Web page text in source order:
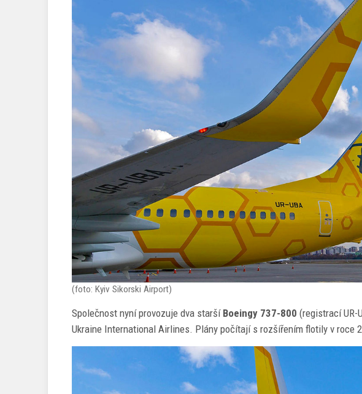
(foto: Kyiv Sikorski Airport)
Společnost nyní provozuje dva starší Boeingy 737-800 (registrací UR-
Ukraine International Airlines. Plány počítají s rozšířením flotily v roce